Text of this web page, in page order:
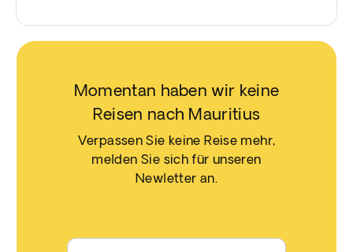
Momentan haben wir keine
Reisen nach Mauritius
Verpassen Sie keine Reise mehr,
melden Sie sich für unseren
Newletter an.